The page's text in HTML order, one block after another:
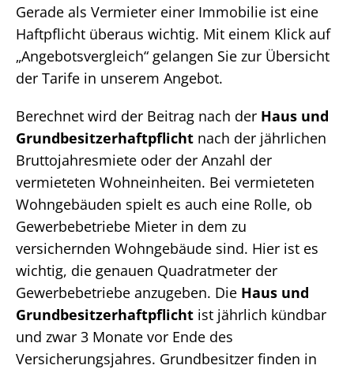
Gerade als Vermieter einer Immobilie ist eine
Haftpflicht überaus wichtig. Mit einem Klick auf
„Angebotsvergleich“ gelangen Sie zur Übersicht
der Tarife in unserem Angebot.
Berechnet wird der Beitrag nach der Haus und
Grundbesitzerhaftpflicht nach der jährlichen
Bruttojahresmiete oder der Anzahl der
vermieteten Wohneinheiten. Bei vermieteten
Wohngebäuden spielt es auch eine Rolle, ob
Gewerbebetriebe Mieter in dem zu
versichernden Wohngebäude sind. Hier ist es
wichtig, die genauen Quadratmeter der
Gewerbebetriebe anzugeben. Die Haus und
Grundbesitzerhaftpflicht ist jährlich kündbar
und zwar 3 Monate vor Ende des
Versicherungsjahres. Grundbesitzer finden in